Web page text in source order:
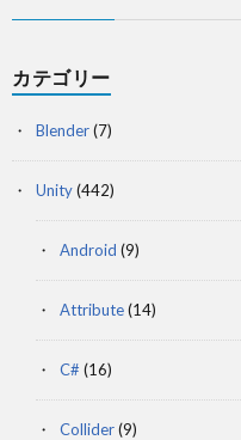
カテゴリー
Blender(7)
Unity(442)
Android (9)
Attribute(14)
C# (16)
Collider(9)